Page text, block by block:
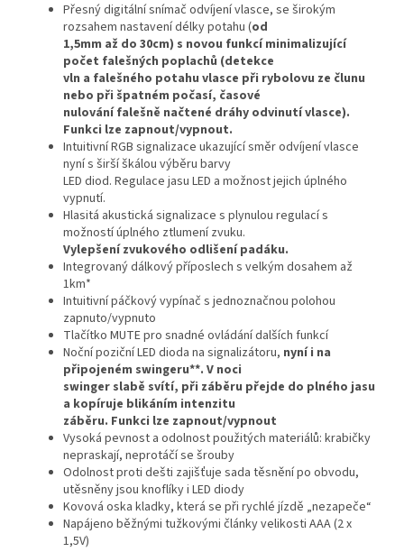
Přesný digitální snímač odvíjení vlasce, se širokým
rozsahem nastavení délky potahu (od
1,5mm až do 30cm) s novou funkcí minimalizující
počet falešných poplachů (detekce
vln a falešného potahu vlasce při rybolovu ze člunu
nebo při špatném počasí, časové
nulování falešně načtené dráhy odvinutí vlasce).
Funkci lze zapnout/vypnout.
Intuitivní RGB signalizace ukazující směr odvíjení vlasce
nyní s širší škálou výběru barvy
LED diod. Regulace jasu LED a možnost jejich úplného
vypnutí.
Hlasitá akustická signalizace s plynulou regulací s
možností úplného ztlumení zvuku.
Vylepšení zvukového odlišení padáku.
Integrovaný dálkový příposlech s velkým dosahem až
1km*
Intuitivní páčkový vypínač s jednoznačnou polohou
zapnuto/vypnuto
Tlačítko MUTE pro snadné ovládání dalších funkcí
Noční poziční LED dioda na signalizátoru, nyní i na
připojeném swingeru**. V noci
swinger slabě svítí, při záběru přejde do plného jasu
a kopíruje blikáním intenzitu
záběru. Funkci lze zapnout/vypnout
Vysoká pevnost a odolnost použitých materiálů: krabičky
nepraskají, neprotáčí se šrouby
Odolnost proti dešti zajišťuje sada těsnění po obvodu,
utěsněny jsou knoflíky i LED diody
Kovová oska kladky, která se při rychlé jízdě „nezapeče“
Napájeno běžnými tužkovými články velikosti AAA (2 x
1,5V)